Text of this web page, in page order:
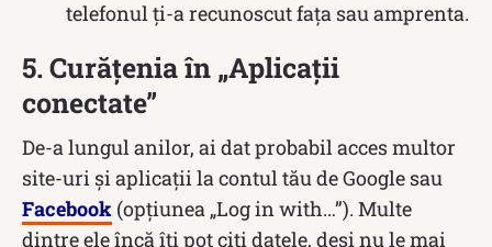
telefonul ți-a recunoscut fața sau amprenta.
5. Curățenia în „Aplicații
conectate”
De-a lungul anilor, ai dat probabil acces multor
site-uri și aplicații la contul tău de Google sau
Facebook (opțiunea „Log in with…”). Multe
dintre ele încă îți pot citi datele, deși nu le mai